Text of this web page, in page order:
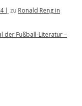
| zu Ronald Reng in
der Fußball-Literatur –